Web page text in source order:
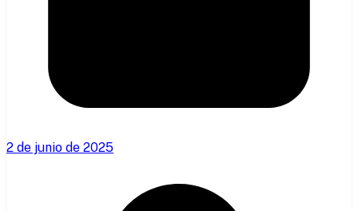
2 de junio de 2025